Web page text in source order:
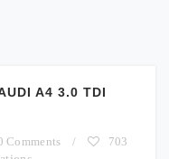
A4 3.0 TDI
Comments /
703